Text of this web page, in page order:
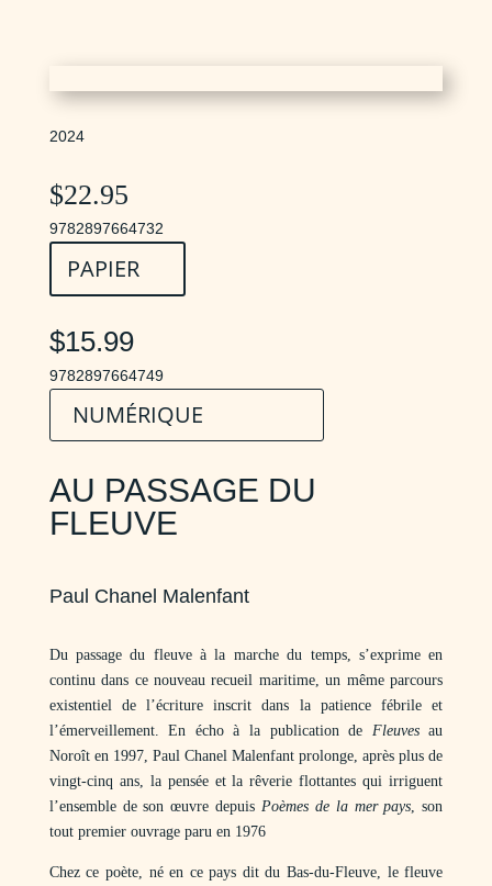
2024
$22.95
9782897664732
PAPIER
$15.99
9782897664749
NUMÉRIQUE
AU PASSAGE DU
FLEUVE
Paul Chanel Malenfant
Du passage du fleuve à la marche du temps, s’exprime en
continu dans ce nouveau recueil maritime, un même parcours
existentiel de l’écriture inscrit dans la patience fébrile et
l’émerveillement. En écho à la publication de Fleuvesau
Noroît en 1997, Paul Chanel Malenfant prolonge, après plus de
vingt-cinq ans, la pensée et la rêverie flottantes qui irriguent
l’ensemble de son œuvre depuis Poèmes de la mer pays, son
tout premier ouvrage paru en 1976
Chez ce poète, né en ce pays dit du Bas-du-Fleuve, le fleuve